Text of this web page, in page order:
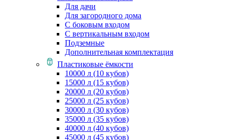
Для дачи
Для загородного дома
С боковым входом
С вертикальным входом
Подземные
Дополнительная комплектация
Пластиковые ёмкости
10000 л (10 кубов)
15000 л (15 кубов)
20000 л (20 кубов)
25000 л (25 кубов)
30000 л (30 кубов)
35000 л (35 кубов)
40000 л (40 кубов)
45000 л (45 кубов)